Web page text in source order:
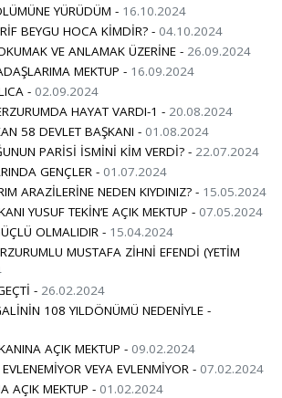
YÜRÜDÜM - 16.10.2024
BEYGU HOCA KİMDİR? - 04.10.2024
VE ANLAMAK ÜZERİNE - 26.09.2024
MEKTUP - 16.09.2024
- 02.09.2024
HAYAT VARDI-1 - 20.08.2024
58 DEVLET BAŞKANI - 01.08.2024
PARİSİ İSMİNİ KİM VERDİ? - 22.07.2024
GENÇLER - 01.07.2024
ARAZİLERİNE NEDEN KIYDINIZ? - 15.05.2024
YUSUF TEKİN’E AÇIK MEKTUP - 07.05.2024
OLMALIDIR - 15.04.2024
MUSTAFA ZİHNİ EFENDİ (YETİM
- 26.02.2024
108 YILDÖNÜMÜ NEDENİYLE -
AÇIK MEKTUP - 09.02.2024
VEYA EVLENMİYOR - 07.02.2024
AÇIK MEKTUP - 01.02.2024